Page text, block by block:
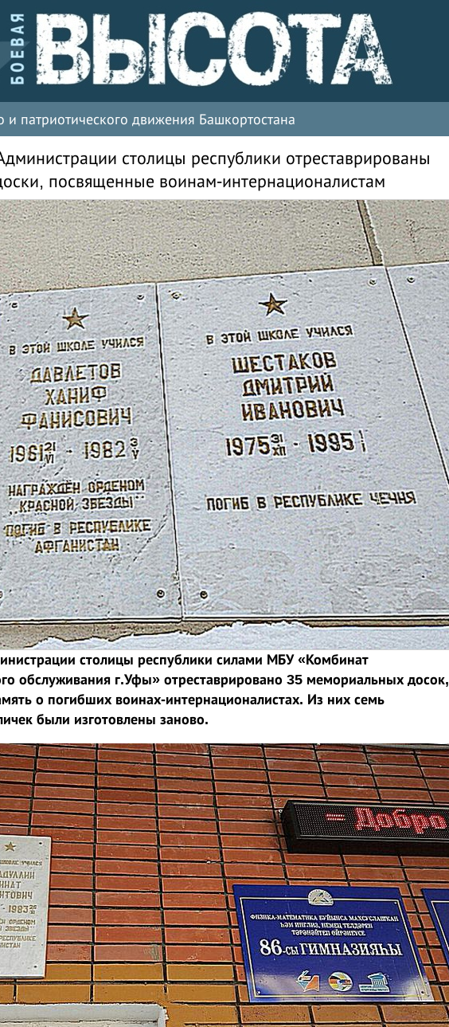
и патриотического движения Башкортостана
столицы республики отреставрированы
посвященные воинам-интернационалистам
столицы республики силами МБУ «Комбинат
обслуживания г.Уфы» отреставрировано 35 мемориальных досок,
о погибших воинах-интернационалистах. Из них семь
были изготовлены заново.